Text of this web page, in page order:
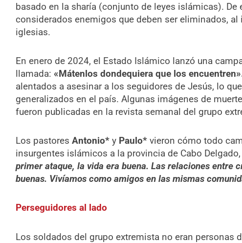
basado en la sharía (conjunto de leyes islámicas).
considerados enemigos que deben ser eliminados,
iglesias.
En enero de 2024, el Estado Islámico lanzó una
llamada: «Mátenlos dondequiera que los
alentados a asesinar a los seguidores de Jesús, lo
generalizados en el país. Algunas imágenes de
fueron publicadas en la revista semanal del grupo
Los pastores Antonio*y Paulo*vieron cómo todo
insurgentes islámicos a la provincia de Cabo
primer ataque, la vida era buena. Las relaciones entre
buenas. Vivíamos como amigos en las mismas
Perseguidores al lado
Los soldados del grupo extremista no eran personas